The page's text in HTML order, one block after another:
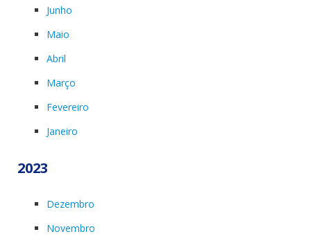
Junho
Maio
Abril
Março
Fevereiro
Janeiro
2023
Dezembro
Novembro